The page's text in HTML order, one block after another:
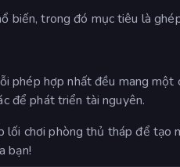
biến, trong đó mục tiêu là
phép hợp nhất đều mang một
để phát triển tài nguyên.
lối chơi phòng thủ tháp để
bạn!